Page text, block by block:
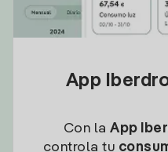
App
Con la App
controla tu